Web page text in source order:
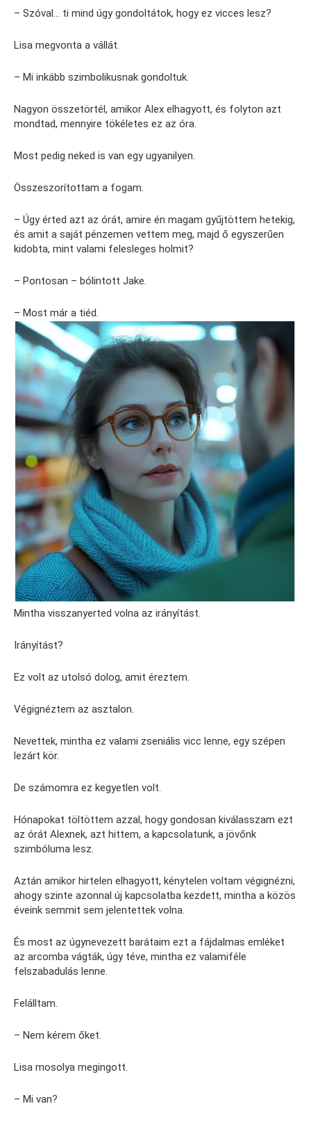
– Szóval… ti mind úgy gondoltátok, hogy ez vicces lesz?
Lisa megvonta a vállát.
– Mi inkább szimbolikusnak gondoltuk.
Nagyon összetörtél, amikor Alex elhagyott, és folyton azt
mondtad, mennyire tökéletes ez az óra.
Most pedig neked is van egy ugyanilyen.
Összeszorítottam a fogam.
– Úgy érted azt az órát, amire én magam gyűjtöttem hetekig,
és amit a saját pénzemen vettem meg, majd ő egyszerűen
kidobta, mint valami felesleges holmit?
– Pontosan – bólintott Jake.
– Most már a tiéd.
Mintha visszanyerted volna az irányítást.
Irányítást?
Ez volt az utolsó dolog, amit éreztem.
Végignéztem az asztalon.
Nevettek, mintha ez valami zseniális vicc lenne, egy szépen
lezárt kör.
De számomra ez kegyetlen volt.
Hónapokat töltöttem azzal, hogy gondosan kiválasszam ezt
az órát Alexnek, azt hittem, a kapcsolatunk, a jövőnk
szimbóluma lesz.
Aztán amikor hirtelen elhagyott, kénytelen voltam végignézni,
ahogy szinte azonnal új kapcsolatba kezdett, mintha a közös
éveink semmit sem jelentettek volna.
És most az úgynevezett barátaim ezt a fájdalmas emléket
az arcomba vágták, úgy téve, mintha ez valamiféle
felszabadulás lenne.
Felálltam.
– Nem kérem őket.
Lisa mosolya megingott.
– Mi van?